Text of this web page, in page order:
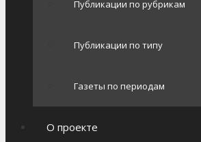
Публикации по рубрикам
Публикации по типу
Газеты по периодам
О проекте